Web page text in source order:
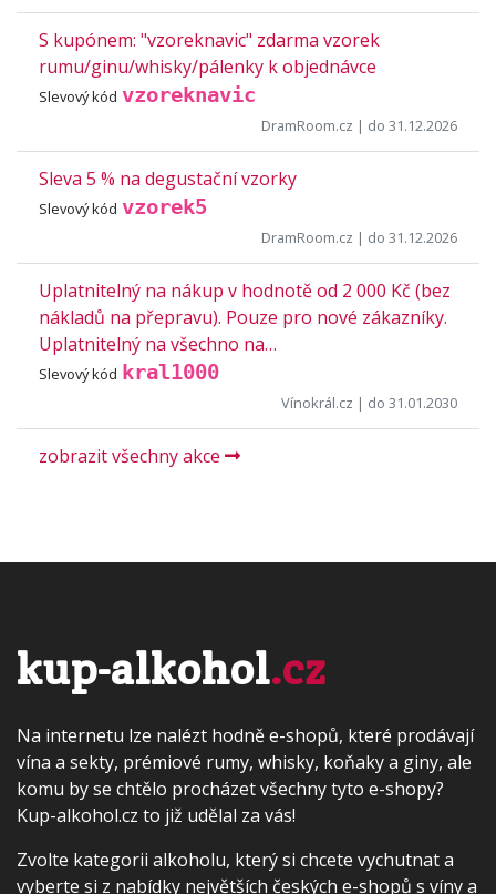
S kupónem: "vzoreknavic" zdarma vzorek
rumu/ginu/whisky/pálenky k objednávce
Slevový kód vzoreknavic
DramRoom.cz | do 31.12.2026
Sleva 5 % na degustační vzorky
Slevový kód vzorek5
DramRoom.cz | do 31.12.2026
Uplatnitelný na nákup v hodnotě od 2 000 Kč (bez
nákladů na přepravu). Pouze pro nové zákazníky.
Uplatnitelný na všechno na…
Slevový kód kral1000
Vínokrál.cz | do 31.01.2030
zobrazit všechny akce
kup-alkohol.cz
Na internetu lze nalézt hodně e-shopů, které prodávají
vína a sekty, prémiové rumy, whisky, koňaky a giny, ale
komu by se chtělo procházet všechny tyto e-shopy?
Kup-alkohol.cz to již udělal za vás!
Zvolte kategorii alkoholu, který si chcete vychutnat a
vyberte si z nabídky největších českých e-shopů s víny a